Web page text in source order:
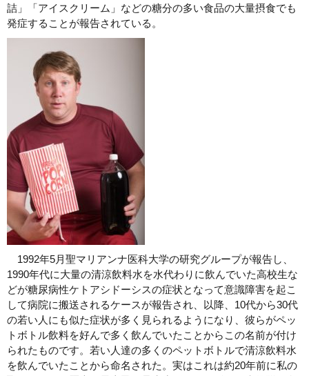
詰」「アイスクリーム」などの糖分の多い食品の大量摂食でも
発症することが報告されている。
1992年5月聖マリアンナ医科大学の研究グループが報告し、
1990年代に大量の清涼飲料水を水代わりに飲んでいた高校生な
どが糖尿病性ケトアシドーシスの症状となって意識障害を起こ
して病院に搬送されるケースが報告され、以降、10代から30代
の若い人にも似た症状が多く見られるようになり、彼らがペッ
トボトル飲料を好んで多く飲んでいたことからこの名前が付け
られたものです。若い人達の多くのペットボトルで清涼飲料水
を飲んでいたことから命名された。実はこれは約20年前に私の